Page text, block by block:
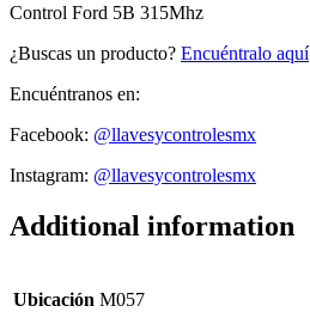
Control Ford 5B 315Mhz
¿Buscas un producto? Encuéntralo aquí
Encuéntranos en:
Facebook: @llavesycontrolesmx
Instagram: @llavesycontrolesmx
Additional information
Ubicación M057